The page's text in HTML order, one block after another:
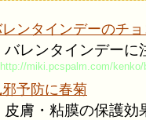
ンタインデーのチ
バレンタインデーに
http://miki.pcspalm.com/
邪予防に春菊
皮膚・粘膜の保護効